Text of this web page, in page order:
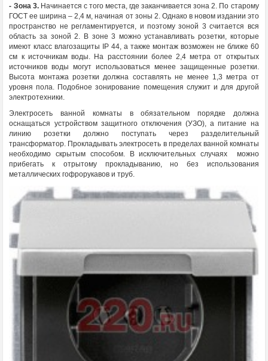
- Зона 3. Начинается с того места, где заканчивается зона 2. По старому
ГОСТ ее ширина – 2,4 м, начиная от зоны 2. Однако в новом издании это
пространство не регламентируется, и поэтому зоной 3 считается вся
область за зоной 2. В зоне 3 можно устанавливать розетки, которые
имеют класс влагозащиты IP 44, а также монтаж возможен не ближе 60
см к источникам воды. На расстоянии более 2,4 метра от открытых
источников воды могут использоваться менее защищенные розетки.
Высота монтажа розетки должна составлять не менее 1,3 метра от
уровня пола. Подобное зонирование помещения служит и для другой
электротехники.
Электросеть ванной комнаты в обязательном порядке должна
оснащаться устройством защитного отключения (УЗО), а питание на
линию розетки должно поступать через разделительный
трансформатор. Прокладывать электросеть в пределах ванной комнаты
необходимо скрытым способом. В исключительных случаях можно
прибегать к отрытому прокладыванию, но без использования
металлических гофрорукавов и труб.